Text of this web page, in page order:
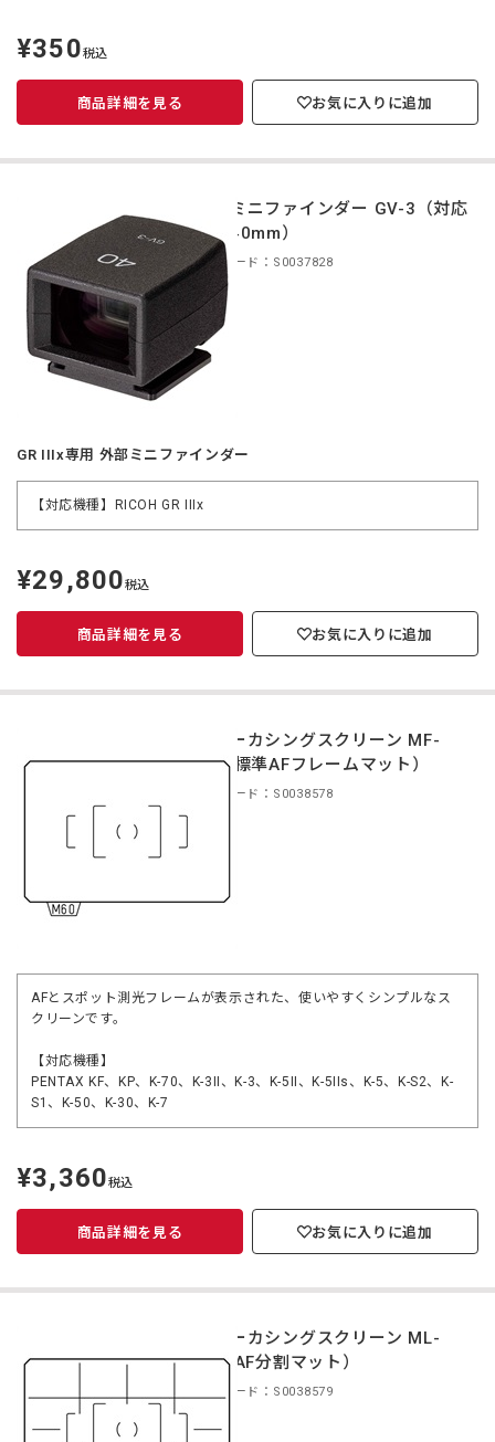
定
価
¥350税込
商品詳細を見る お気に入りに追加
外部ミニファインダー GV-3（対応
画角40mm）
商品コード：S0037828
GR IIIx専用 外部ミニファインダー
【対応機種】RICOH GR IIIx
定
価
¥29,800税込
商品詳細を見る お気に入りに追加
フォーカシングスクリーン MF-
60（標準AFフレームマット）
商品コード：S0038578
AFとスポット測光フレームが表示された、使いやすくシンプルなス
クリーンです。
【対応機種】
PENTAX KF、KP、K-70、K-3II、K-3、K-5II、K-5IIs、K-5、K-S2、K-
S1、K-50、K-30、K-7
定
価
¥3,360税込
商品詳細を見る お気に入りに追加
フォーカシングスクリーン ML-
60（AF分割マット）
商品コード：S0038579